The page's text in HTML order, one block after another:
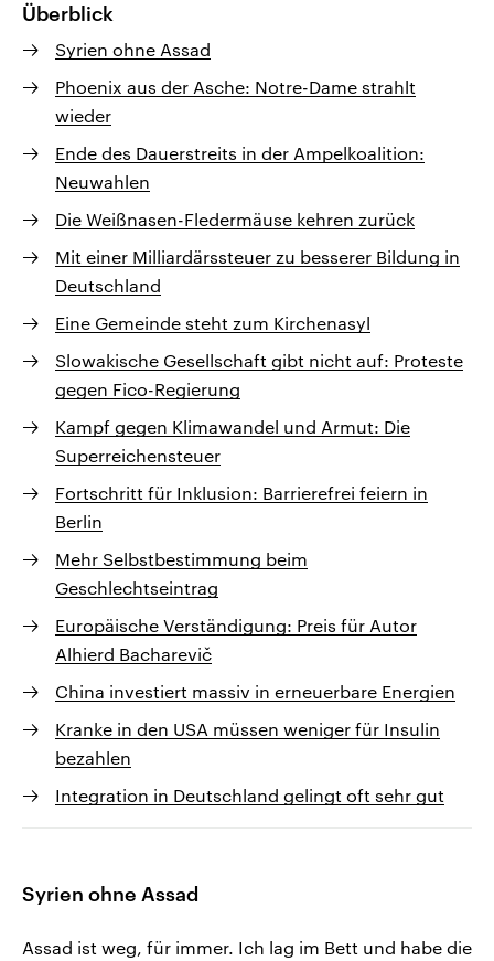
Überblick
Syrien ohne Assad
Phoenix aus der Asche: Notre-Dame strahlt
wieder
Ende des Dauerstreits in der Ampelkoalition:
Neuwahlen
Die Weißnasen-Fledermäuse kehren zurück
Mit einer Milliardärssteuer zu besserer Bildung in
Deutschland
Eine Gemeinde steht zum Kirchenasyl
Slowakische Gesellschaft gibt nicht auf: Proteste
gegen Fico-Regierung
Kampf gegen Klimawandel und Armut: Die
Superreichensteuer
Fortschritt für Inklusion: Barrierefrei feiern in
Berlin
Mehr Selbstbestimmung beim
Geschlechtseintrag
Europäische Verständigung: Preis für Autor
Alhierd Bacharevič
China investiert massiv in erneuerbare Energien
Kranke in den USA müssen weniger für Insulin
bezahlen
Integration in Deutschland gelingt oft sehr gut
Syrien ohne Assad
Assad ist weg, für immer. Ich lag im Bett und habe die